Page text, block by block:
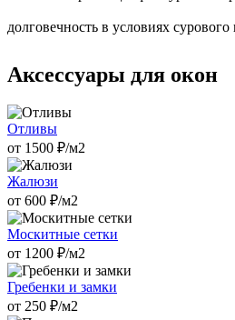
долговечность в условиях сурового
Аксессуары для окон
Отливы
от 1500 ₽/м2
Жалюзи
от 600 ₽/м2
Москитные сетки
от 1200 ₽/м2
Гребенки и замки
от 250 ₽/м2